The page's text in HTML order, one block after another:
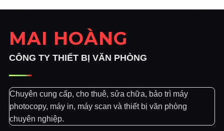
MAI HOÀNG
CÔNG TY THIẾT BỊ VĂN PHÒNG
Chuyên cung cấp, cho thuê, sửa chữa, bảo trì máy
photocopy, máy in, máy scan và thiết bị văn phòng
chuyên nghiệp.